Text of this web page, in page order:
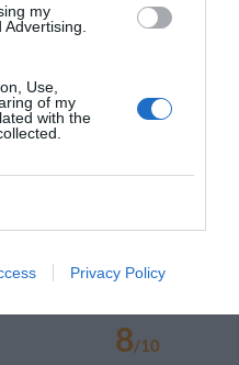
my
Use,
of my
with the
Privacy Policy
nesse hotel?
NÃO SEI
ÓPTIMO
8/10